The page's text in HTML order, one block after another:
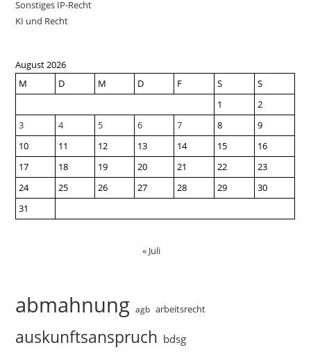
Sonstiges IP-Recht
KI und Recht
August 2026
M
D M D F S
S
1
2
3
4 5 6 7 8
9
10
11 12 13 14 15
16
17
18 19 20 21 22
23
24
25 26 27 28 29
30
31
« Juli
abmahnung agb arbeitsrecht
auskunftsanspruch bdsg